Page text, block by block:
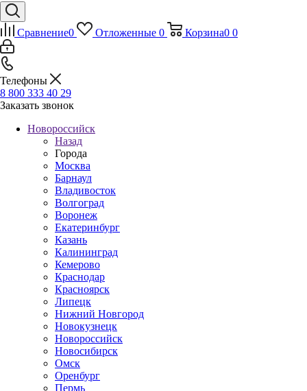
Сравнение0 Отложенные 0 Корзина0 0
Телефоны
8 800 333 40 29
Заказать звонок
Новороссийск
Назад
Города
Москва
Барнаул
Владивосток
Волгоград
Воронеж
Екатеринбург
Казань
Калининград
Кемерово
Краснодар
Красноярск
Липецк
Нижний Новгород
Новокузнецк
Новороссийск
Новосибирск
Омск
Оренбург
Пермь